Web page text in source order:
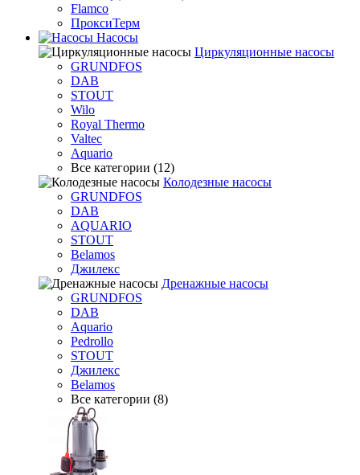
Flamco
ПроксиТерм
Насосы
Циркуляционные насосы
GRUNDFOS
DAB
STOUT
Wilo
Royal Thermo
Valtec
Aquario
Все категории (12)
Колодезные насосы
GRUNDFOS
DAB
AQUARIO
STOUT
Belamos
Джилекс
Дренажные насосы
GRUNDFOS
DAB
Aquario
Pedrollo
STOUT
Джилекс
Belamos
Все категории (8)